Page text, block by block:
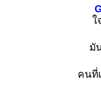
ใ
มั
คนที่